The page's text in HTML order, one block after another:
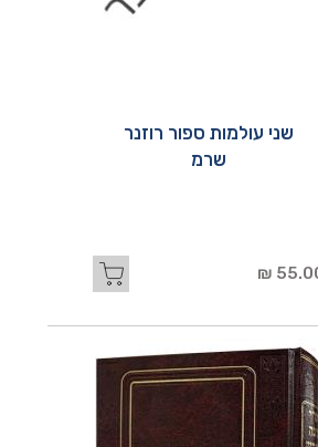
שני עולמות ספור רוזנר
שרמ
55.00